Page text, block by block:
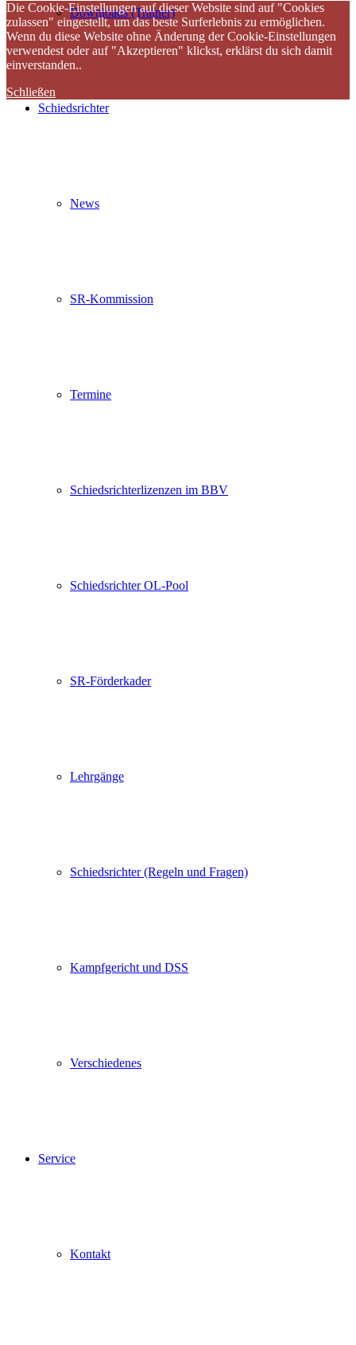
Downloads (Trainer)
Schiedsrichter
News
SR-Kommission
Termine
Schiedsrichterlizenzen im BBV
Schiedsrichter OL-Pool
SR-Förderkader
Lehrgänge
Schiedsrichter (Regeln und Fragen)
Kampfgericht und DSS
Verschiedenes
Service
Kontakt
Die Cookie-Einstellungen auf dieser Website sind auf "Cookies
zulassen" eingestellt, um das beste Surferlebnis zu ermöglichen.
Wenn du diese Website ohne Änderung der Cookie-Einstellungen
verwendest oder auf "Akzeptieren" klickst, erklärst du sich damit
einverstanden..
Schließen